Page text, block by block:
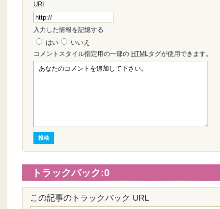
URI
入力した情報を記憶する
はい
いいえ
コメント スタイル指定用の一部の HTML タグが使用できます。
トラックバック:0
この記事のトラックバック URL